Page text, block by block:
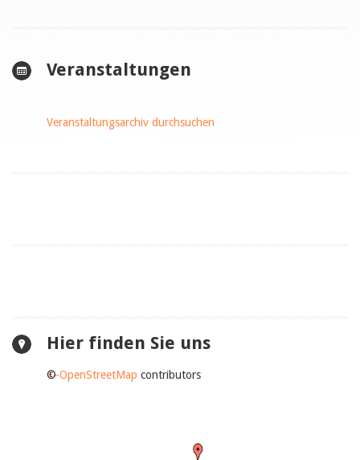
Veranstaltungen
Veranstaltungsarchiv durchsuchen
Hier finden Sie uns
+−
©OpenStreetMap contributors